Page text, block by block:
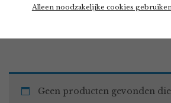
Alleen noodzakelijke cookies
Geen producten gevonden